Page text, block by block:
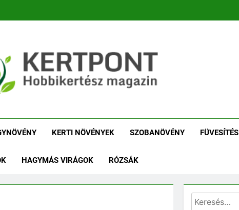
Növényhatározó
KERTI NÖVÉNYEK SZOBANÖVÉNY FÜVESÍTÉS
HAGYMÁS VIRÁGOK RÓZSÁK
Keresés: